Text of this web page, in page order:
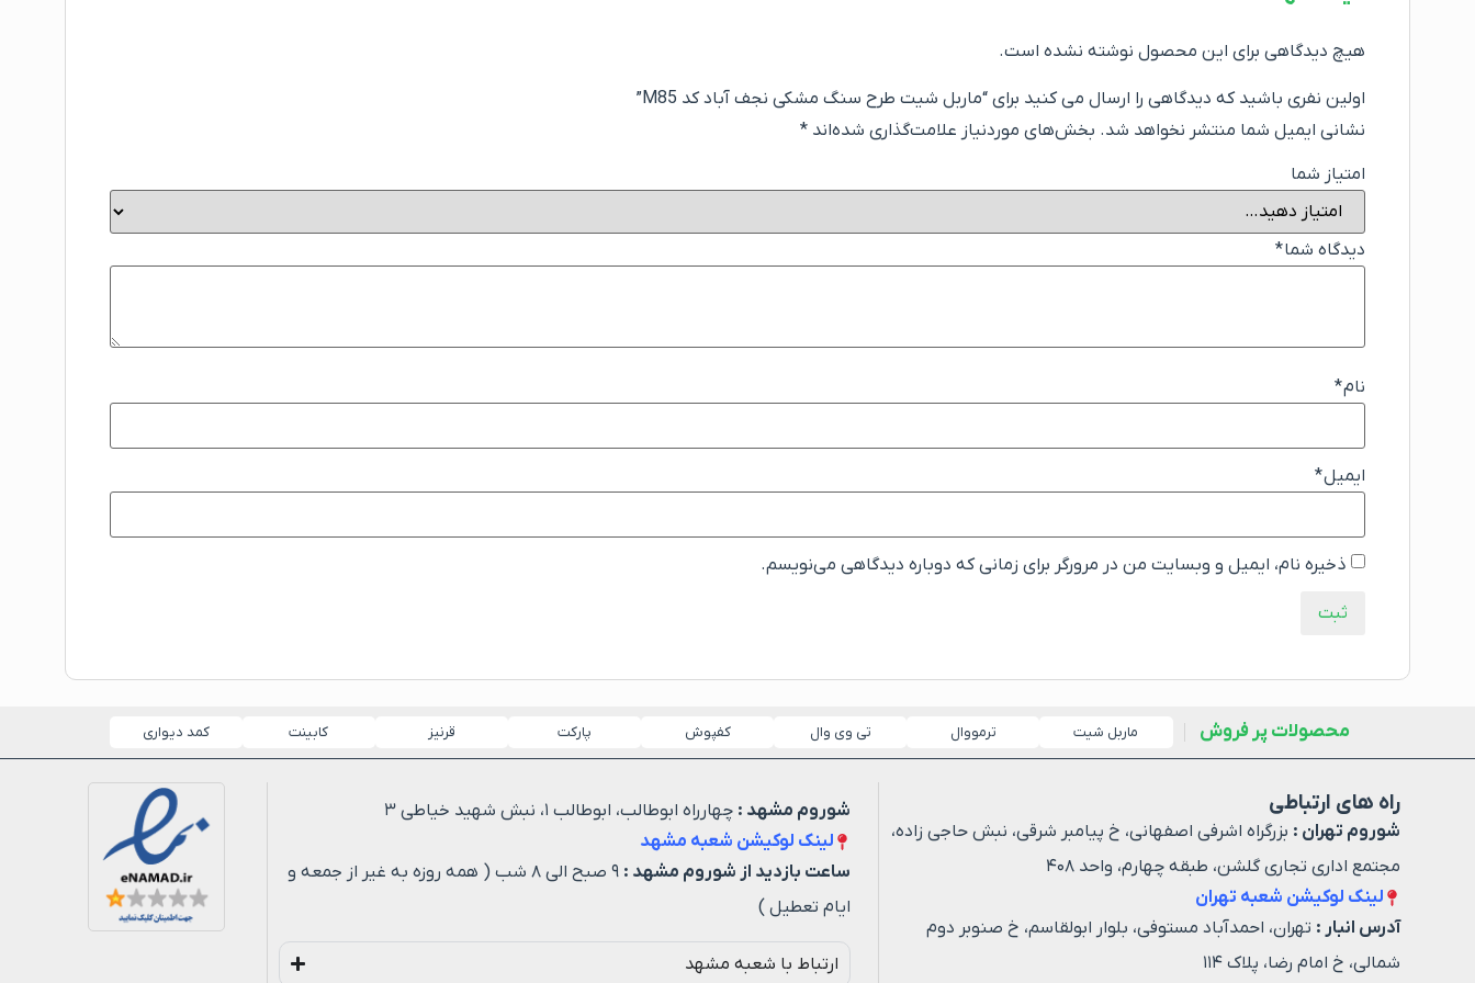
هیچ دیدگاهی برای این محصول نوشته نشده است.
اولین نفری باشید که دیدگاهی را ارسال می کنید برای “ماربل شیت طرح سنگ مشکی نجف آباد کد M85”
نشانی ایمیل شما منتشر نخواهد شد. بخش‌های موردنیاز علامت‌گذاری شده‌اند *
امتیاز شما
دیدگاه شما*
نام*
ایمیل*
ذخیره نام، ایمیل و وبسایت من در مرورگر برای زمانی که دوباره دیدگاهی می‌نویسم.
محصولات پر فروش ماربل شیت ترمووال تی وی وال کفپوش پارکت قرنیز کابینت کمد دیواری
راه های ارتباطی
شوروم تهران : بزرگراه اشرفی اصفهانی، خ پیامبر شرقی، نبش حاجی زاده،
مجتمع اداری تجاری گلشن، طبقه چهارم، واحد ۴۰۸
لینک لوکیشن شعبه تهران
آدرس انبار : تهران، احمدآباد مستوفی، بلوار ابولقاسم، خ صنوبر دوم
شمالی، خ امام رضا، پلاک ۱۱۴
شوروم مشهد : چهارراه ابوطالب، ابوطالب ۱، نبش شهید خیاطی ۳
لینک لوکیشن شعبه مشهد
ساعت بازدید از شوروم مشهد :
۹ صبح الی ۸ شب ( همه روزه به غیر از جمعه و
ایام تعطیل )
ارتباط با شعبه مشهد